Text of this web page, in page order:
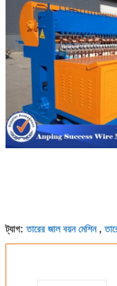
ট্যাগ:তারের জাল বয়ন মেশিন,